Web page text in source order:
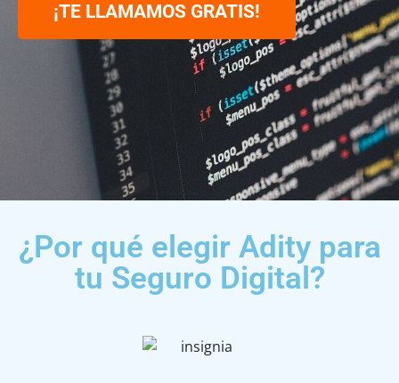
¡TE LLAMAMOS GRATIS!
¿Por qué elegir Adity para
tu Seguro Digital?